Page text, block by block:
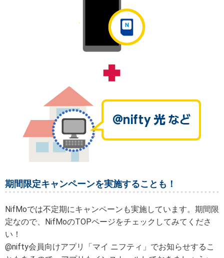
期間限定キャンペーンを実施することも！
NifMoでは不定期にキャンペーンも実施しています。期間限
定なので、NifMoのTOPページをチェックしてみてくださ
い！
@nifty会員向けアプリ「マイ ニフティ」でお知らせするこ